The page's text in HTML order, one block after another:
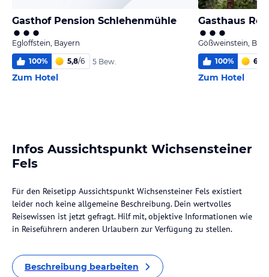
Gasthof Pension Schlehenmühle
Egloffstein, Bayern
100% 5,8/6 5 Bew.
Zum Hotel
Gasthaus
Gößweinstein,
100% 6,0
Zum Hotel
Infos Aussichtspunkt Wichsensteiner
Fels
Für den Reisetipp Aussichtspunkt Wichsensteiner Fels existiert
leider noch keine allgemeine Beschreibung. Dein wertvolles
Reisewissen ist jetzt gefragt. Hilf mit, objektive Informationen wie
in Reiseführern anderen Urlaubern zur Verfügung zu stellen.
Beschreibung bearbeiten